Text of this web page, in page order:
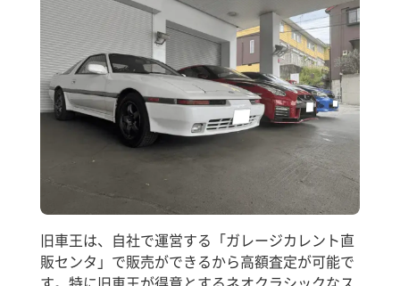
旧車王は、自社で運営する「ガレージカレント直
販センタ」で販売ができるから高額査定が可能で